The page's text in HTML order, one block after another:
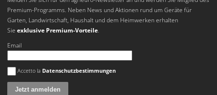
Premium-Programms. Neben News und Aktionen rund um Geräte für
Garten, Landwirtschaft, Haushalt und dem Heimwerken erhalten
Sie exklusive Premium-Vorteile.
Email
Es ist ein Fehler aufgetreten
Accetto la Datenschutzbestimmungen